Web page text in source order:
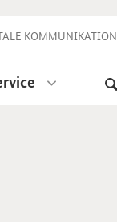
KOMMUNIKATION